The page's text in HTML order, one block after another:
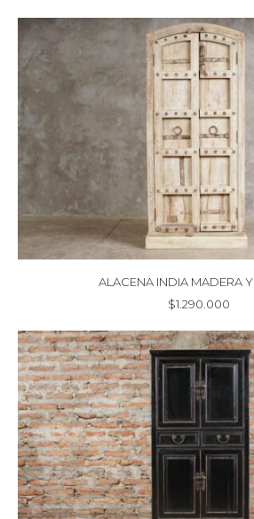
ALACENA INDIA MADERA
$1.290.000